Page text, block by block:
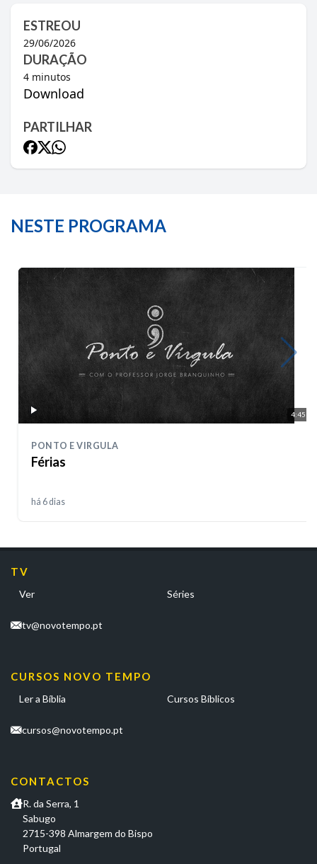
ESTREOU
29/06/2026
DURAÇÃO
4 minutos
Download
PARTILHAR
NESTE PROGRAMA
4:45
PONTO E VIRGULA
Férias
há 6 dias
TV
Ver Séries
tv@novotempo.pt
CURSOS NOVO TEMPO
Ler a Bíblia Cursos Bíblicos
cursos@novotempo.pt
CONTACTOS
R. da Serra, 1
Sabugo
2715-398 Almargem do Bispo
Portugal